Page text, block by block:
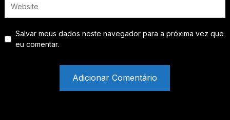
Salvar meus dados neste navegador para a próxima vez que
eu comentar.